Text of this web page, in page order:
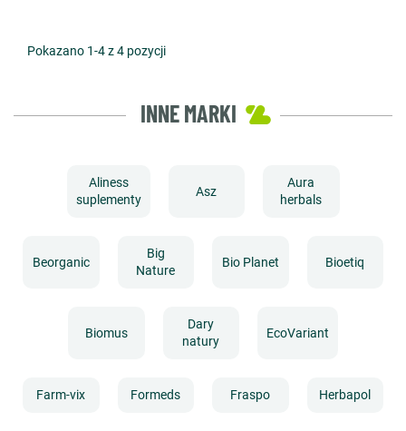
Pokazano 1-4 z 4 pozycji
INNE MARKI
Aliness
suplementy
Asz
Aura
herbals
Beorganic
Big
Nature
Bio Planet Bioetiq
Biomus
Dary
natury
EcoVariant
Farm-vix Formeds Fraspo Herbapol